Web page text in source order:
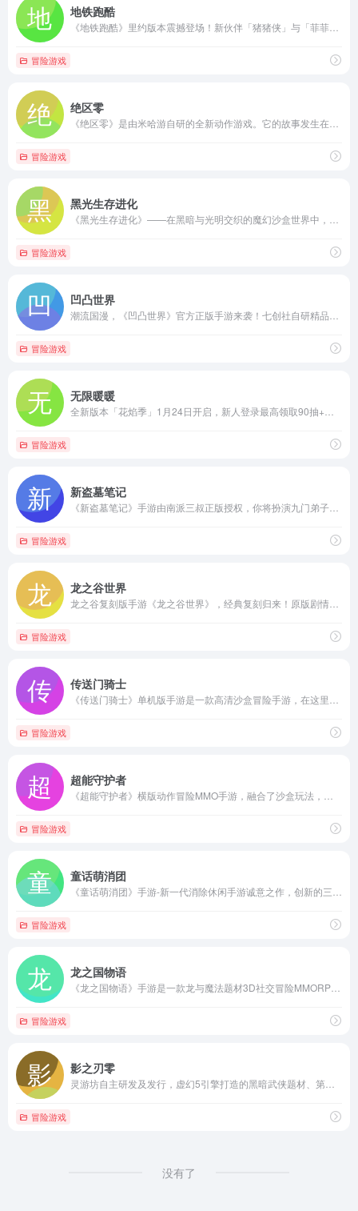
地铁跑酷
冒险游戏
绝区零
冒险游戏
黑光生存进化
冒险游戏
凹凸世界
冒险游戏
无限暖暖
冒险游戏
新盗墓笔记
冒险游戏
龙之谷世界
冒险游戏
传送门骑士
冒险游戏
超能守护者
冒险游戏
童话萌消团
冒险游戏
龙之国物语
冒险游戏
影之刃零
冒险游戏
没有了